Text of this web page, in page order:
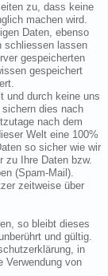
zu, dass keine
machen wird.
Daten, ebenso
schliessen lassen
gespeicherten
gespeichert
und durch keine uns
sichern dies nach
nach dem
Welt eine 100%
so sicher wie wir
zu Ihre Daten bzw.
(Spam-Mail).
zeitweise über
so bleibt dieses
und gültig.
in
Verwendung von